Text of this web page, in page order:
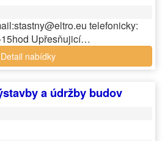
telefonicky:
Upřesňujicí…
Detail nabídky
a údržby budov